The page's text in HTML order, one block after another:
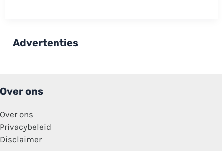
Stinkend
welkomstcadeau!
Advertenties
Over ons
Over ons
Privacybeleid
Disclaimer